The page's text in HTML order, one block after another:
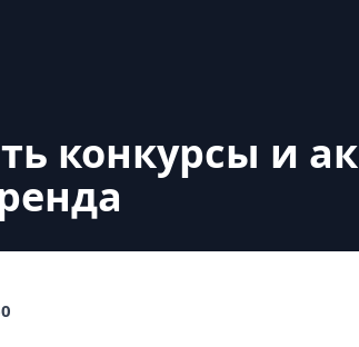
конкурсы и